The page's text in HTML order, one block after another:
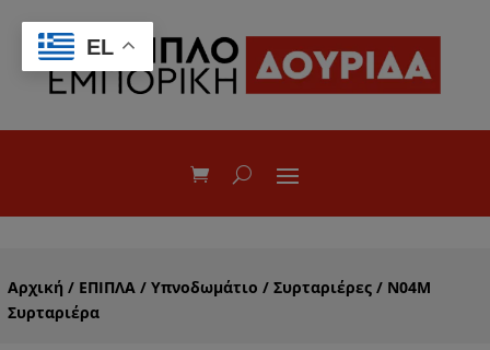
Αρχική / ΕΠΙΠΛΑ / Υπνοδωμάτιο / Συρταριέρες / Ν04Μ
Συρταριέρα
EL